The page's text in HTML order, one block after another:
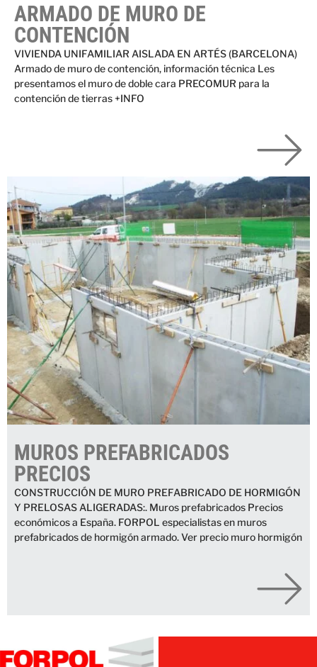
ARMADO DE MURO DE
CONTENCIÓN
VIVIENDA UNIFAMILIAR AISLADA EN ARTÉS (BARCELONA)
Armado de muro de contención, información técnica Les
presentamos el muro de doble cara PRECOMUR para la
contención de tierras +INFO
MUROS PREFABRICADOS
PRECIOS
CONSTRUCCIÓN DE MURO PREFABRICADO DE HORMIGÓN
Y PRELOSAS ALIGERADAS:. Muros prefabricados Precios
económicos a España. FORPOL especialistas en muros
prefabricados de hormigón armado. Ver precio muro hormigón